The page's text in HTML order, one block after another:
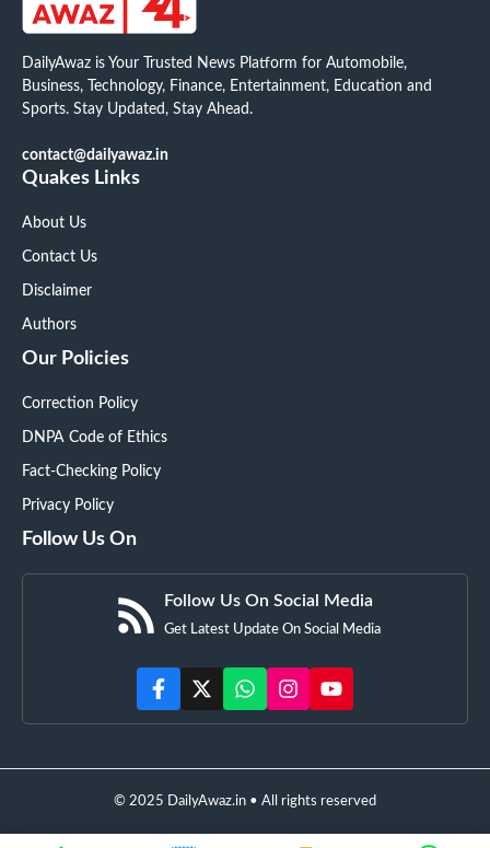
DailyAwaz is Your Trusted News Platform for Automobile,
Business, Technology, Finance, Entertainment, Education and
Sports. Stay Updated, Stay Ahead.
contact@dailyawaz.in
Quakes Links
About Us
Contact Us
Disclaimer
Authors
Our Policies
Correction Policy
DNPA Code of Ethics
Fact-Checking Policy
Privacy Policy
Follow Us On
Follow Us On Social Media
Get Latest Update On Social Media
© 2025 DailyAwaz.in • All rights reserved